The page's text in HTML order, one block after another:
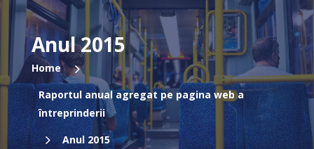
Anul 2015
Home 5
Raportul anual agregat pe pagina web a
întreprinderii
5 Anul 2015